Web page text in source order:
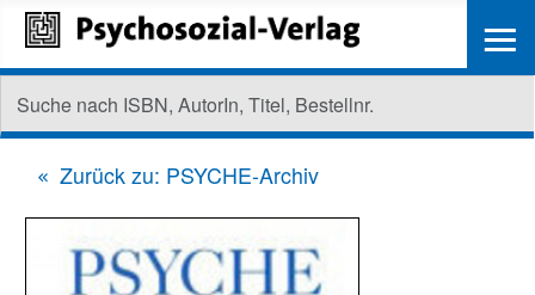
Zurück zu: PSYCHE-Archiv
≡